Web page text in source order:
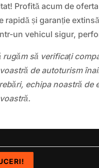
Profită acum de
rapidă și garanție
un vehicul sigur,
rugăm să verificați
de autoturism
echipa noastră de